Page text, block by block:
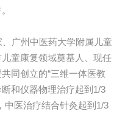
广州中医药大学附属儿童
童康复领域奠基人、现任
同创立的“三维一体医教
和仪器物理治疗起到1/3
中医治疗结合针灸起到1/3